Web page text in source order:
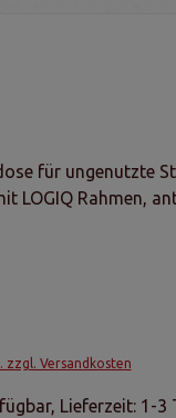
für ungenutzte
LOGIQ Rahmen,
zzgl. Versandkosten
Lieferzeit: 1-3